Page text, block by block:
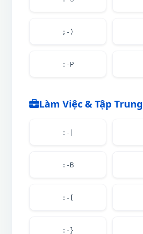
;-)
:-P
Làm Việc & Tập Trung
:-|
:-B
:-[
:-}